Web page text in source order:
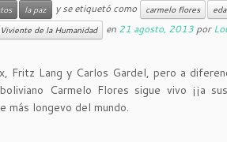
la paz y se etiquetó como carmelo flores
de la Humanidad en 21 agosto, 2013 por
Fritz Lang y Carlos Gardel, pero a
Carmelo Flores sigue vivo ¡¡a
más longevo del mundo.